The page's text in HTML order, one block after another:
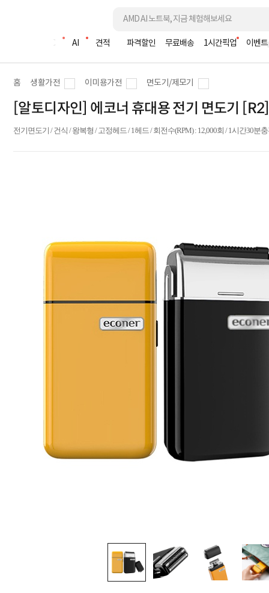
조립PC AI 견적 파격할인 무료배송 1시간픽업 이벤트
홈 생활가전 이미용가전 면도기/제모기
[알토디자인] 에코너 휴대용 전기 면도기
전기면도기 / 건식 / 왕복형 / 고정헤드 / 1헤드 / 회전수(RPM) : 12,000회 / 1시간30